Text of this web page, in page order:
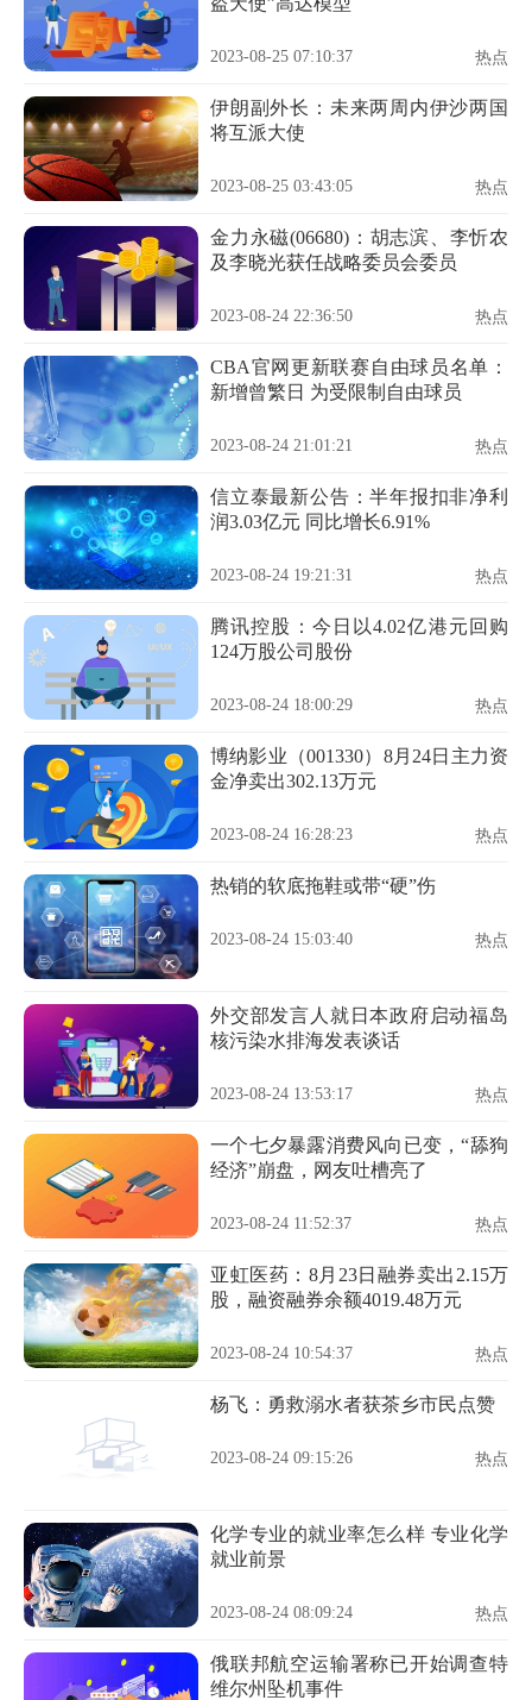
2023-08-25 07:10:37 热点
伊朗副外长：未来两周内伊沙两国
将互派大使
2023-08-25 03:43:05 热点
金力永磁(06680)：胡志滨、李忻农
及李晓光获任战略委员会委员
2023-08-24 22:36:50 热点
CBA官网更新联赛自由球员名单：
新增曾繁日 为受限制自由球员
2023-08-24 21:01:21 热点
信立泰最新公告：半年报扣非净利
润3.03亿元 同比增长6.91%
2023-08-24 19:21:31 热点
腾讯控股：今日以4.02亿港元回购
124万股公司股份
2023-08-24 18:00:29 热点
博纳影业（001330）8月24日主力资
金净卖出302.13万元
2023-08-24 16:28:23 热点
热销的软底拖鞋或带“硬”伤
2023-08-24 15:03:40 热点
外交部发言人就日本政府启动福岛
核污染水排海发表谈话
2023-08-24 13:53:17 热点
一个七夕暴露消费风向已变，“舔狗
经济”崩盘，网友吐槽亮了
2023-08-24 11:52:37 热点
亚虹医药：8月23日融券卖出2.15万
股，融资融券余额4019.48万元
2023-08-24 10:54:37 热点
杨飞：勇救溺水者获茶乡市民点赞
2023-08-24 09:15:26 热点
化学专业的就业率怎么样 专业化学
就业前景
2023-08-24 08:09:24 热点
俄联邦航空运输署称已开始调查特
维尔州坠机事件